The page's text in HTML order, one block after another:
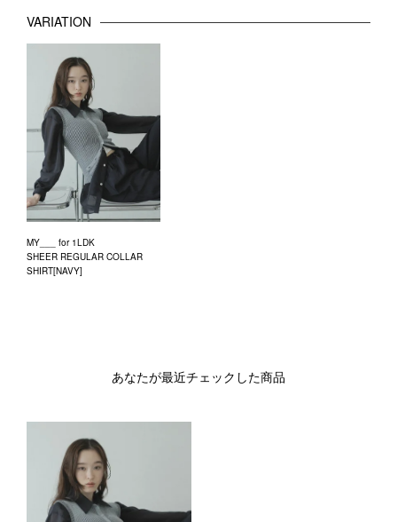
VARIATION
MY___ for 1LDK
SHEER REGULAR COLLAR
SHIRT[NAVY]
あなたが最近チェックした商品